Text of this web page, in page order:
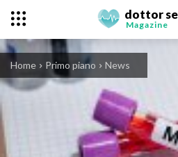
dottor
Magazine
Home Primo piano News